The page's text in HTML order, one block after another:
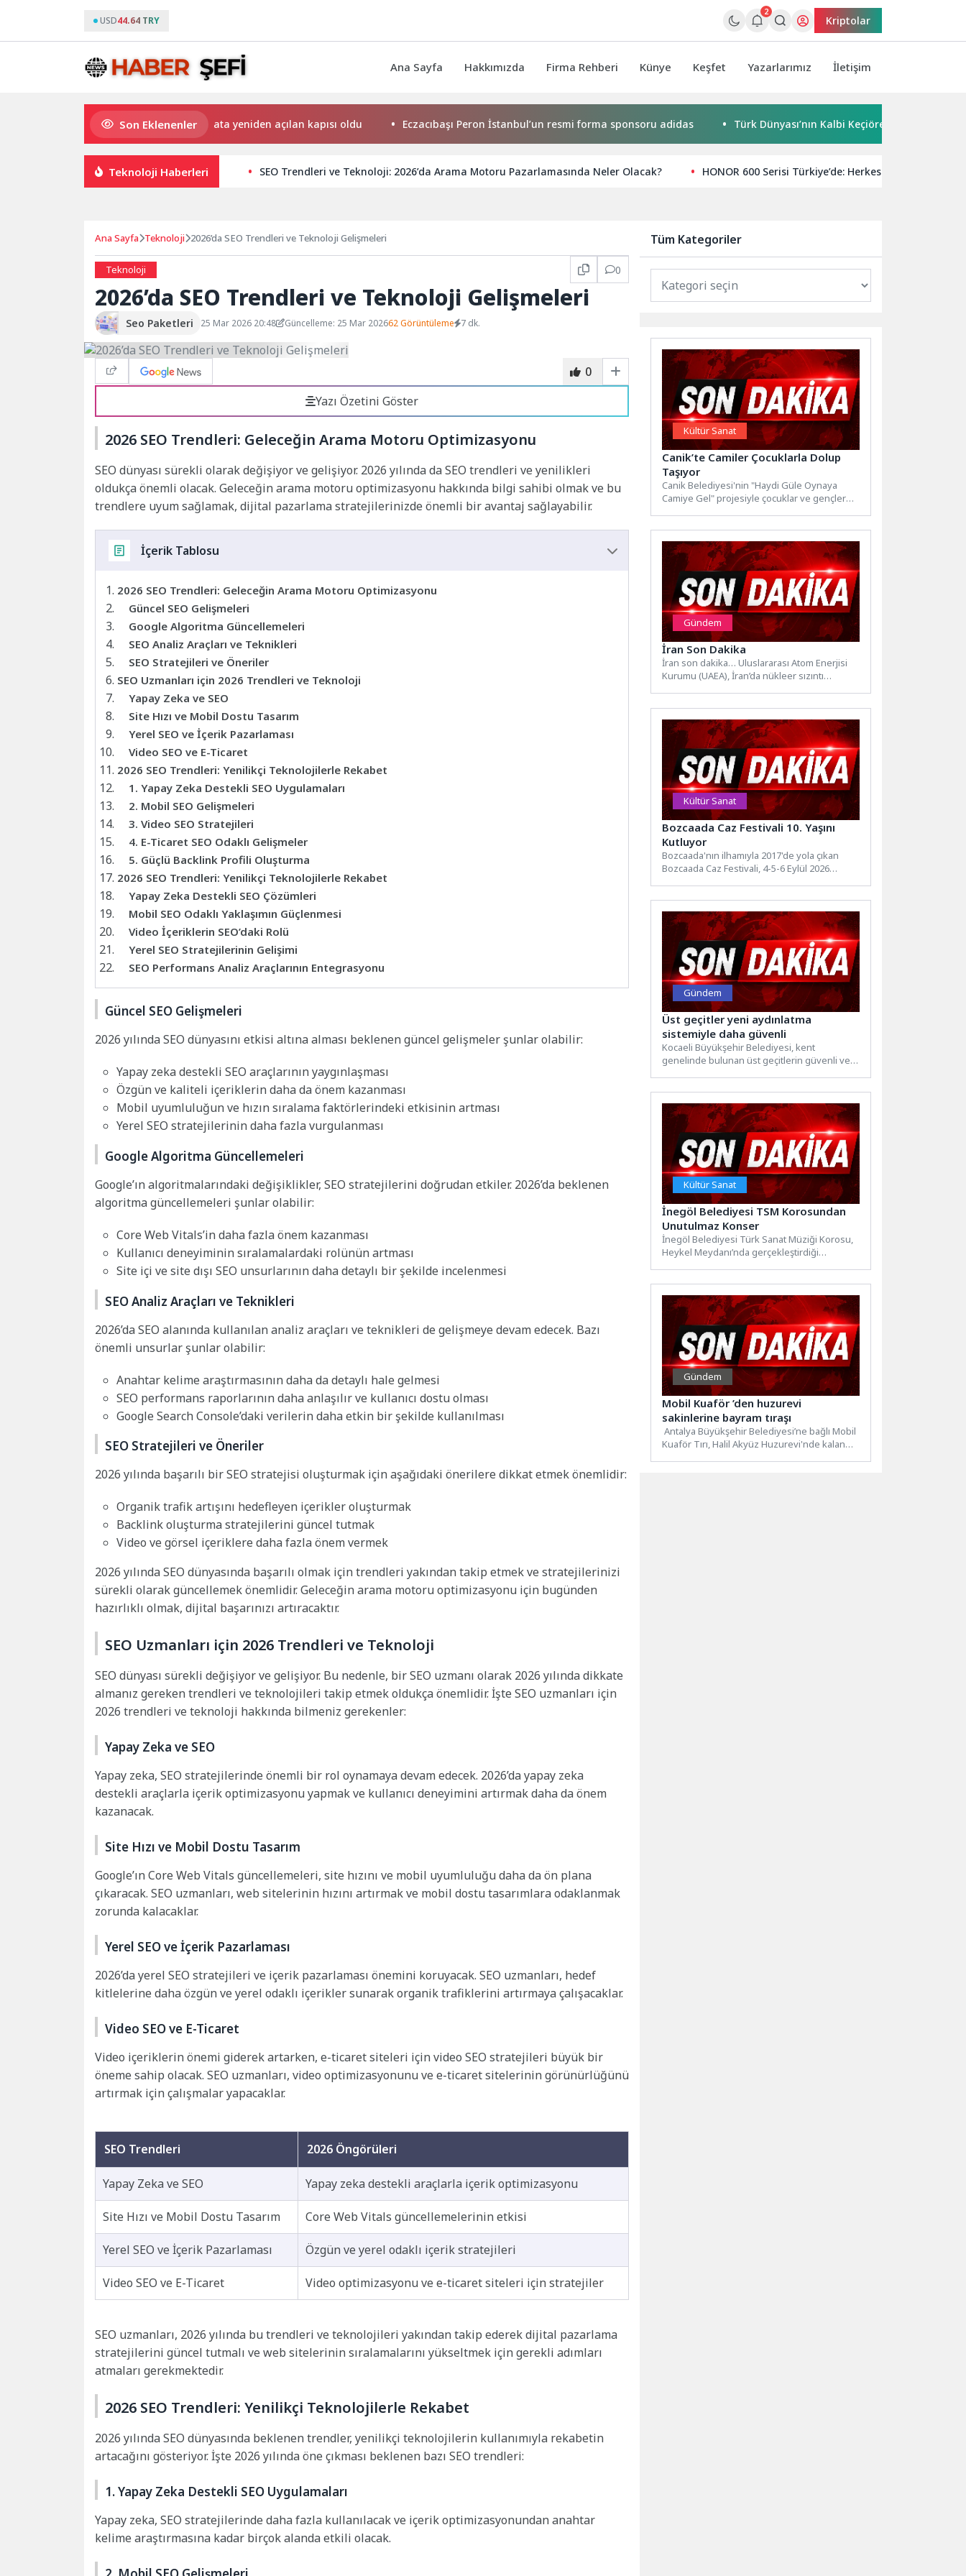
USD44.64 TRY
2
Kriptolar
Ana Sayfa Hakkımızda Firma Rehberi Künye Keşfet Yazarlarımız İletişim
Son Eklenenler
Saadet Mirci Semt Merkezi hayata yeniden açılan kapısı oldu Eczacıbaşı Peron İstanbul’un resmi forma sponsoru adidas Türk Dünyası’nın Kalbi Keçiören’de Attı
Teknoloji Haberleri SEO Trendleri ve Teknoloji: 2026’da Arama Motoru Pazarlamasında Neler Olacak? HONOR 600 Serisi Türkiye’de: Herkes için yapay zekâ
Ana Sayfa Teknoloji 2026’da SEO Trendleri ve Teknoloji Gelişmeleri
Teknoloji 0
2026’da SEO Trendleri ve Teknoloji Gelişmeleri
Seo Paketleri 25 Mar 2026 20:48 Güncelleme: 25 Mar 202662 Görüntüleme 7 dk.
0
Yazı Özetini Göster
2026 SEO Trendleri: Geleceğin Arama Motoru Optimizasyonu
SEO dünyası sürekli olarak değişiyor ve gelişiyor. 2026 yılında da SEO trendleri ve yenilikleri
oldukça önemli olacak. Geleceğin arama motoru optimizasyonu hakkında bilgi sahibi olmak ve bu
trendlere uyum sağlamak, dijital pazarlama stratejilerinizde önemli bir avantaj sağlayabilir.
İçerik Tablosu
2026 SEO Trendleri: Geleceğin Arama Motoru Optimizasyonu
Güncel SEO Gelişmeleri
Google Algoritma Güncellemeleri
SEO Analiz Araçları ve Teknikleri
SEO Stratejileri ve Öneriler
SEO Uzmanları için 2026 Trendleri ve Teknoloji
Yapay Zeka ve SEO
Site Hızı ve Mobil Dostu Tasarım
Yerel SEO ve İçerik Pazarlaması
Video SEO ve E-Ticaret
2026 SEO Trendleri: Yenilikçi Teknolojilerle Rekabet
1. Yapay Zeka Destekli SEO Uygulamaları
2. Mobil SEO Gelişmeleri
3. Video SEO Stratejileri
4. E-Ticaret SEO Odaklı Gelişmeler
5. Güçlü Backlink Profili Oluşturma
2026 SEO Trendleri: Yenilikçi Teknolojilerle Rekabet
Yapay Zeka Destekli SEO Çözümleri
Mobil SEO Odaklı Yaklaşımın Güçlenmesi
Video İçeriklerin SEO’daki Rolü
Yerel SEO Stratejilerinin Gelişimi
SEO Performans Analiz Araçlarının Entegrasyonu
Güncel SEO Gelişmeleri
2026 yılında SEO dünyasını etkisi altına alması beklenen güncel gelişmeler şunlar olabilir:
Yapay zeka destekli SEO araçlarının yaygınlaşması
Özgün ve kaliteli içeriklerin daha da önem kazanması
Mobil uyumluluğun ve hızın sıralama faktörlerindeki etkisinin artması
Yerel SEO stratejilerinin daha fazla vurgulanması
Google Algoritma Güncellemeleri
Google’ın algoritmalarındaki değişiklikler, SEO stratejilerini doğrudan etkiler. 2026’da beklenen
algoritma güncellemeleri şunlar olabilir:
Core Web Vitals’in daha fazla önem kazanması
Kullanıcı deneyiminin sıralamalardaki rolünün artması
Site içi ve site dışı SEO unsurlarının daha detaylı bir şekilde incelenmesi
SEO Analiz Araçları ve Teknikleri
2026’da SEO alanında kullanılan analiz araçları ve teknikleri de gelişmeye devam edecek. Bazı
önemli unsurlar şunlar olabilir:
Anahtar kelime araştırmasının daha da detaylı hale gelmesi
SEO performans raporlarının daha anlaşılır ve kullanıcı dostu olması
Google Search Console’daki verilerin daha etkin bir şekilde kullanılması
SEO Stratejileri ve Öneriler
2026 yılında başarılı bir SEO stratejisi oluşturmak için aşağıdaki önerilere dikkat etmek önemlidir:
Organik trafik artışını hedefleyen içerikler oluşturmak
Backlink oluşturma stratejilerini güncel tutmak
Video ve görsel içeriklere daha fazla önem vermek
2026 yılında SEO dünyasında başarılı olmak için trendleri yakından takip etmek ve stratejilerinizi
sürekli olarak güncellemek önemlidir. Geleceğin arama motoru optimizasyonu için bugünden
hazırlıklı olmak, dijital başarınızı artıracaktır.
SEO Uzmanları için 2026 Trendleri ve Teknoloji
SEO dünyası sürekli değişiyor ve gelişiyor. Bu nedenle, bir SEO uzmanı olarak 2026 yılında dikkate
almanız gereken trendleri ve teknolojileri takip etmek oldukça önemlidir. İşte SEO uzmanları için
2026 trendleri ve teknoloji hakkında bilmeniz gerekenler:
Yapay Zeka ve SEO
Yapay zeka, SEO stratejilerinde önemli bir rol oynamaya devam edecek. 2026’da yapay zeka
destekli araçlarla içerik optimizasyonu yapmak ve kullanıcı deneyimini artırmak daha da önem
kazanacak.
Site Hızı ve Mobil Dostu Tasarım
Google’ın Core Web Vitals güncellemeleri, site hızını ve mobil uyumluluğu daha da ön plana
çıkaracak. SEO uzmanları, web sitelerinin hızını artırmak ve mobil dostu tasarımlara odaklanmak
zorunda kalacaklar.
Yerel SEO ve İçerik Pazarlaması
2026’da yerel SEO stratejileri ve içerik pazarlaması önemini koruyacak. SEO uzmanları, hedef
kitlelerine daha özgün ve yerel odaklı içerikler sunarak organik trafiklerini artırmaya çalışacaklar.
Video SEO ve E-Ticaret
Video içeriklerin önemi giderek artarken, e-ticaret siteleri için video SEO stratejileri büyük bir
öneme sahip olacak. SEO uzmanları, video optimizasyonunu ve e-ticaret sitelerinin görünürlüğünü
artırmak için çalışmalar yapacaklar.
SEO Trendleri 2026 Öngörüleri
Yapay Zeka ve SEO Yapay zeka destekli araçlarla içerik optimizasyonu
Site Hızı ve Mobil Dostu Tasarım Core Web Vitals güncellemelerinin etkisi
Yerel SEO ve İçerik Pazarlaması Özgün ve yerel odaklı içerik stratejileri
Video SEO ve E-Ticaret Video optimizasyonu ve e-ticaret siteleri için stratejiler
SEO uzmanları, 2026 yılında bu trendleri ve teknolojileri yakından takip ederek dijital pazarlama
stratejilerini güncel tutmalı ve web sitelerinin sıralamalarını yükseltmek için gerekli adımları
atmaları gerekmektedir.
2026 SEO Trendleri: Yenilikçi Teknolojilerle Rekabet
2026 yılında SEO dünyasında beklenen trendler, yenilikçi teknolojilerin kullanımıyla rekabetin
artacağını gösteriyor. İşte 2026 yılında öne çıkması beklenen bazı SEO trendleri:
1. Yapay Zeka Destekli SEO Uygulamaları
Yapay zeka, SEO stratejilerinde daha fazla kullanılacak ve içerik optimizasyonundan anahtar
kelime araştırmasına kadar birçok alanda etkili olacak.
Tüm Kategoriler
Kültür Sanat
Canik’te Camiler Çocuklarla Dolup
Taşıyor
Canik Belediyesi'nin "Haydi Güle Oynaya
Camiye Gel" projesiyle çocuklar ve gençler
Gündem
İran Son Dakika
İran son dakika… Uluslararası Atom Enerjisi
Kurumu (UAEA), İran’da nükleer sızıntı
Kültür Sanat
Bozcaada Caz Festivali 10. Yaşını
Kutluyor
Bozcaada'nın ilhamıyla 2017'de yola çıkan
Bozcaada Caz Festivali, 4-5-6 Eylül 2026
Gündem
Üst geçitler yeni aydınlatma
sistemiyle daha güvenli
Kocaeli Büyükşehir Belediyesi, kent
genelinde bulunan üst geçitlerin güvenli ve
Kültür Sanat
İnegöl Belediyesi TSM Korosundan
Unutulmaz Konser
İnegöl Belediyesi Türk Sanat Müziği Korosu,
Heykel Meydanı’nda gerçekleştirdiği
Gündem
Mobil Kuaför ’den huzurevi
sakinlerine bayram tıraşı
Antalya Büyükşehir Belediyesi’ne bağlı Mobil
Kuaför Tırı, Halil Akyüz Huzurevi'nde kalan